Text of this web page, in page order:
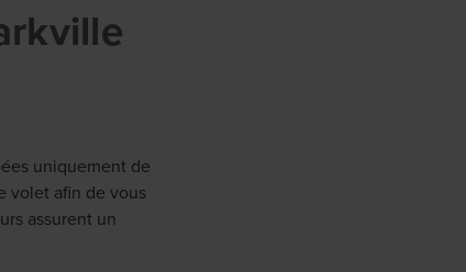
uniquement de
volet afin de vous
assurent un